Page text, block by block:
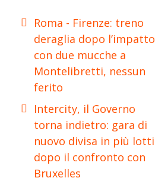
Roma - Firenze: treno
deraglia dopo l’impatto
con due mucche a
Montelibretti, nessun
ferito
Intercity, il Governo
torna indietro: gara di
nuovo divisa in più lotti
dopo il confronto con
Bruxelles